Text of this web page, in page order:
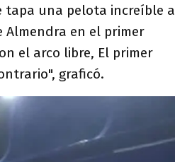
tapa una pelota increíble a
Almendra en el primer
el arco libre, El primer
graficó.